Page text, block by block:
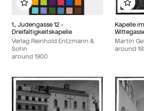
1., Judengasse 12 -
Dreifaltigkeitskapelle
Verlag Reinhold Entzmann &
Sohn
around 1900
Add to my album
Kapelle
Martin
around
Add